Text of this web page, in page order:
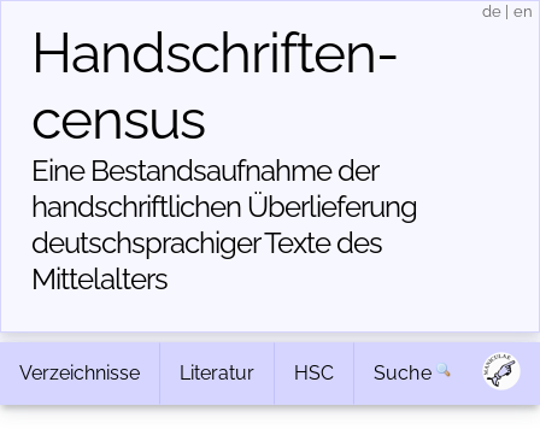
Handschriften­
census
Eine Bestandsaufnahme der
handschriftlichen Über­lieferung
deutschsprachiger Texte des
Mittelalters
de en
Verzeichnisse Literatur HSC Suche